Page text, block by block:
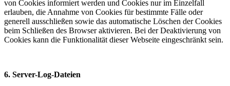
von Cookies informiert werden und Cookies nur im Einzelfall
erlauben, die Annahme von Cookies für bestimmte Fälle oder
generell ausschließen sowie das automatische Löschen der Cookies
beim Schließen des Browser aktivieren. Bei der Deaktivierung von
Cookies kann die Funktionalität dieser Webseite eingeschränkt sein.
6. Server-Log-Dateien